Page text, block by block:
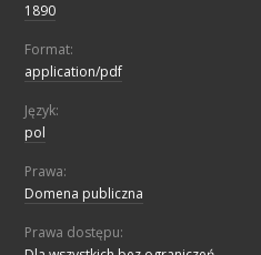
1890
Format:
application/pdf
Język:
pol
Prawa:
Domena publiczna
Prawa dostępu: